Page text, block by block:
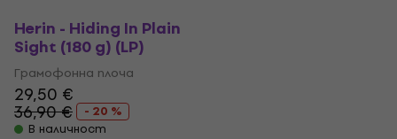
Herin - Hiding In Plain
Sight (180 g) (LP)
Грамофонна плоча
29,50 €
36,90 €
- 20 %
В наличност